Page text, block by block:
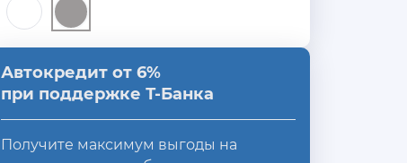
Автокредит от 6%
при поддержке Т-Банка
Получите максимум выгоды на